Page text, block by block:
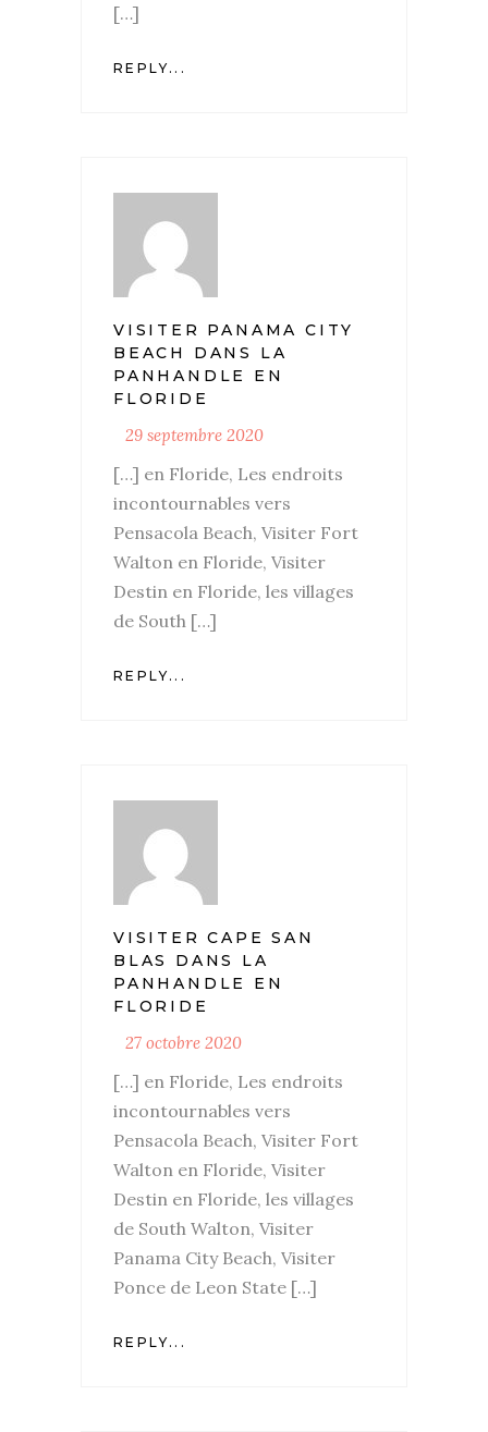
[…]
REPLY...
VISITER PANAMA CITY
BEACH DANS LA
PANHANDLE EN
FLORIDE
29 septembre 2020
[…] en Floride, Les endroits
incontournables vers
Pensacola Beach, Visiter Fort
Walton en Floride, Visiter
Destin en Floride, les villages
de South […]
REPLY...
VISITER CAPE SAN
BLAS DANS LA
PANHANDLE EN
FLORIDE
27 octobre 2020
[…] en Floride, Les endroits
incontournables vers
Pensacola Beach, Visiter Fort
Walton en Floride, Visiter
Destin en Floride, les villages
de South Walton, Visiter
Panama City Beach, Visiter
Ponce de Leon State […]
REPLY...